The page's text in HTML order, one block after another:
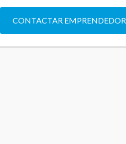
CONTACTAR EMPRENDEDOR